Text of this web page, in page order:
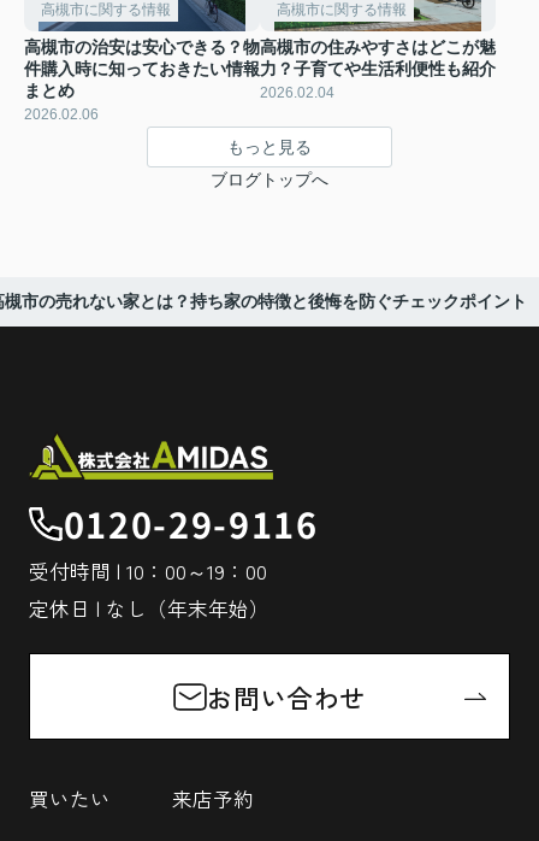
高槻市に関する情報
高槻市の治安は安心できる？物
件購入時に知っておきたい情報
まとめ
2026.02.06
高槻市に関する情報
高槻市の住みやすさはどこが魅
力？子育てや生活利便性も紹介
2026.02.04
もっと見る
ブログトップへ
槻市の売れない家とは？持ち家の特徴と後悔を防ぐチェックポイント
0120-29-9116
受付時間 | 10：00～19：00
定休日 | なし（年末年始）
お問い合わせ
買いたい 来店予約